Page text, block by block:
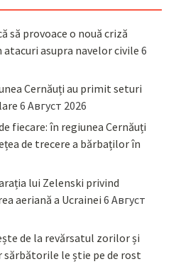
să provoace o nouă criză
asupra navelor civile 6
Cernăuți au primit seturi
6 Август 2026
fiecare: în regiunea Cernăuți
de trecere a bărbaților în
lui Zelenski privind
aeriană a Ucrainei 6 Август
de la revărsatul zorilor și
sărbătorile le știe pe de rost